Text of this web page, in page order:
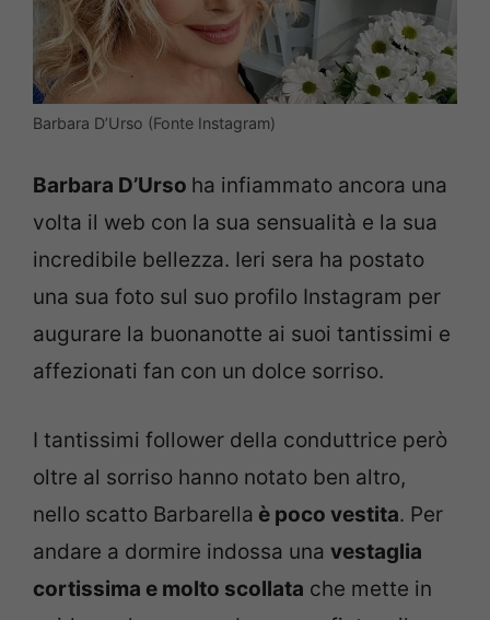
Barbara D’Urso (Fonte Instagram)
Barbara D’Urso ha infiammato ancora una
volta il web con la sua sensualità e la sua
incredibile bellezza. Ieri sera ha postato
una sua foto sul suo profilo Instagram per
augurare la buonanotte ai suoi tantissimi e
affezionati fan con un dolce sorriso.
I tantissimi follower della conduttrice però
oltre al sorriso hanno notato ben altro,
nello scatto Barbarella è poco vestita. Per
andare a dormire indossa una vestaglia
cortissima e molto scollata che mette in